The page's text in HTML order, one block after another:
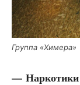
Груп­па «Химе­ра»
— Нар­ко­ти­ки